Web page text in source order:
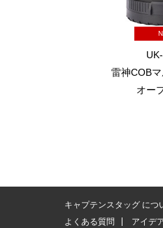
雷神COB
オー
キャプテンスタッグ につ
よくある質問
アイデ